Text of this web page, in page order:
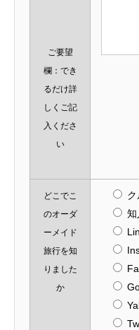
ご要望
欄：でき
るだけ詳
しくご記
入くださ
い
どこでこ
のオーダ
ーメイド
旅行を知
りました
か
知